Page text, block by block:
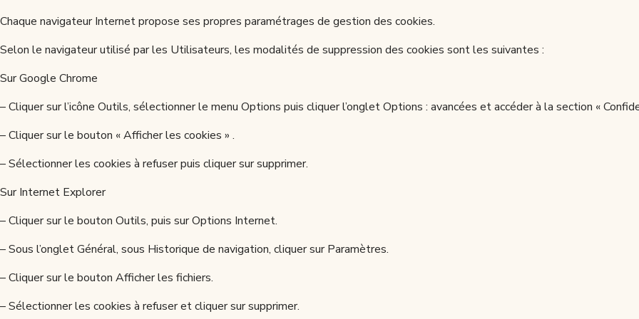
Chaque navigateur Internet propose ses propres paramétrages de gestion des cookies.
Selon le navigateur utilisé par les Utilisateurs, les modalités de suppression des cookies sont les suivantes :
Sur Google Chrome
– Cliquer sur l’icône Outils, sélectionner le menu Options puis cliquer l’onglet Options : avancées et accéder à la section «
– Cliquer sur le bouton « Afficher les cookies » .
– Sélectionner les cookies à refuser puis cliquer sur supprimer.
Sur Internet Explorer
– Cliquer sur le bouton Outils, puis sur Options Internet.
– Sous l’onglet Général, sous Historique de navigation, cliquer sur Paramètres.
– Cliquer sur le bouton Afficher les fichiers.
– Sélectionner les cookies à refuser et cliquer sur supprimer.